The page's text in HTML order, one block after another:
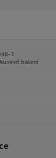
2
balení